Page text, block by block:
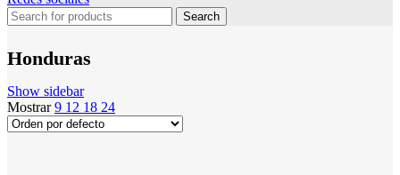
Search
Honduras
Show sidebar
Mostrar9 12 18 24